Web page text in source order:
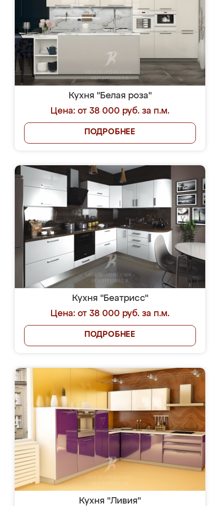
Кухня "Белая роза"
Цена: от 38 000 руб. за п.м.
ПОДРОБНЕЕ
Кухня "Беатрисс"
Цена: от 38 000 руб. за п.м.
ПОДРОБНЕЕ
Кухня "Ливия"